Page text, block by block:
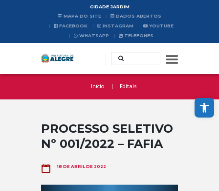
Abrir a barra de ferramentas
CIDADE JARDIM
MAPA DO SITE
DADOS ABERTOS
FACEBOOK
INSTAGRAM
YOUTUBE
WHATSAPP
TELEFONES
Início Editais
PROCESSO SELETIVO
Nº 001/2022 – FAFIA
18 DE ABRIL DE 2022